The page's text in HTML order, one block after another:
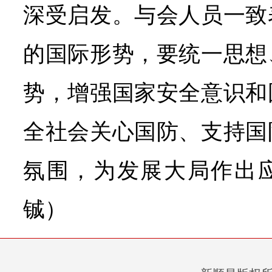
深受启发。与会人员一
的国际形势，要统一思
势，增强国家安全意识
全社会关心国防、支持
氛围，为发展大局作出
铖）